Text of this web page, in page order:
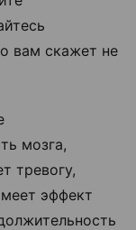
вам скажет не
мозга,
тревогу,
эффект